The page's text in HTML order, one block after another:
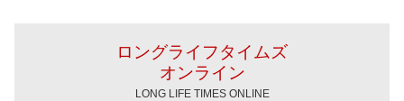
ロングライフタイムズ
オンライン
LONG LIFE TIMES ONLINE